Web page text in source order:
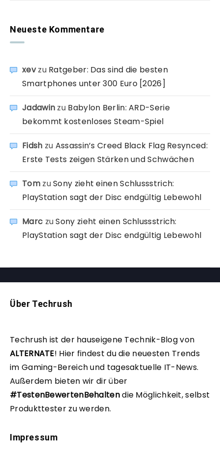
Neueste Kommentare
xevzu Ratgeber: Das sind die besten
Smartphones unter 300 Euro [2026]
Jadawin zu Babylon Berlin: ARD-Serie
bekommt kostenloses Steam-Spiel
Fidsh zu Assassin’s Creed Black Flag Resynced:
Erste Tests zeigen Stärken und Schwächen
TomzuSony zieht einen Schlussstrich:
PlayStation sagt der Disc endgültig Lebewohl
Marc zuSony zieht einen Schlussstrich:
PlayStation sagt der Disc endgültig Lebewohl
Über Techrush
Techrush ist der hauseigene Technik-Blog von
ALTERNATE! Hier findest du die neuesten Trends
im Gaming-Bereich und tagesaktuelle IT-News.
Außerdem bieten wir dir über
#TestenBewertenBehaltendie Möglichkeit, selbst
Produkttester zu werden.
Impressum